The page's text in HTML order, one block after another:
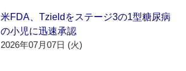
米FDA、Tzieldをステージ3の1型糖尿病
の小児に迅速承認
2026年07月07日 (火)